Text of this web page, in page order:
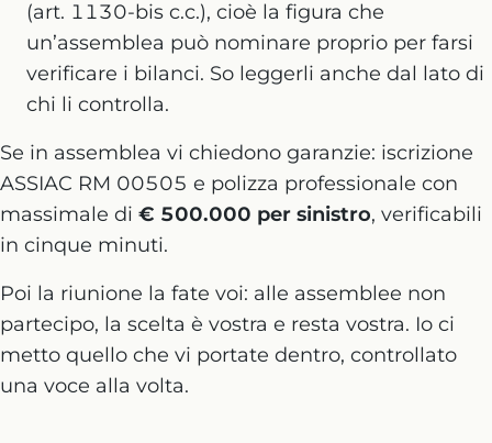
(art. 1130-bis c.c.), cioè la figura che
un’assemblea può nominare proprio per farsi
verificare i bilanci. So leggerli anche dal lato di
chi li controlla.
Se in assemblea vi chiedono garanzie: iscrizione
ASSIAC RM 00505 e polizza professionale con
massimale di € 500.000 per sinistro, verificabili
in cinque minuti.
Poi la riunione la fate voi: alle assemblee non
partecipo, la scelta è vostra e resta vostra. Io ci
metto quello che vi portate dentro, controllato
una voce alla volta.